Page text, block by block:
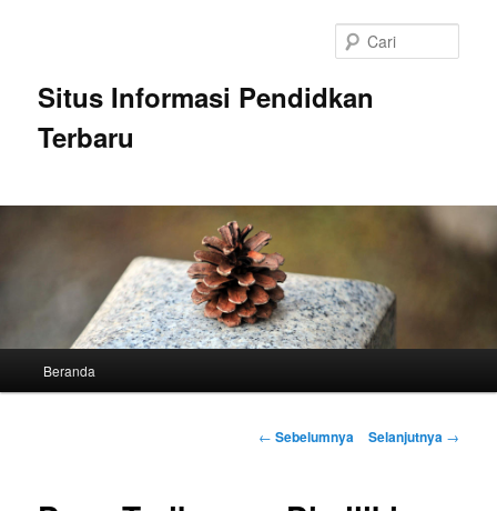
Situs Informasi Pendidkan
Terbaru
Beranda
Navigasi
← Sebelumnya Selanjutnya →